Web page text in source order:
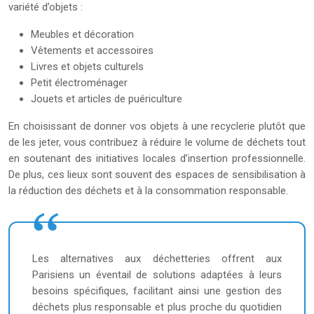
variété d’objets :
Meubles et décoration
Vêtements et accessoires
Livres et objets culturels
Petit électroménager
Jouets et articles de puériculture
En choisissant de donner vos objets à une recyclerie plutôt que
de les jeter, vous contribuez à réduire le volume de déchets tout
en soutenant des initiatives locales d’insertion professionnelle.
De plus, ces lieux sont souvent des espaces de sensibilisation à
la réduction des déchets et à la consommation responsable.
Les alternatives aux déchetteries offrent aux
Parisiens un éventail de solutions adaptées à leurs
besoins spécifiques, facilitant ainsi une gestion des
déchets plus responsable et plus proche du quotidien